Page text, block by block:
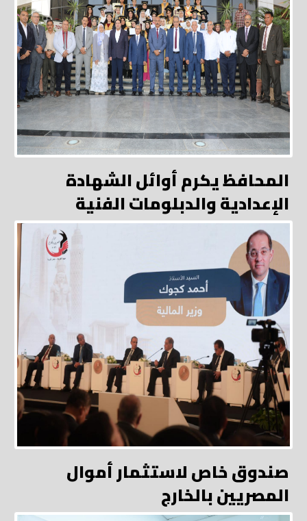
المحافظ يكرم أوائل الشهادة
الإعدادية والدبلومات الفنية
صندوق خاص لاستثمار أموال
المصريين بالخارج